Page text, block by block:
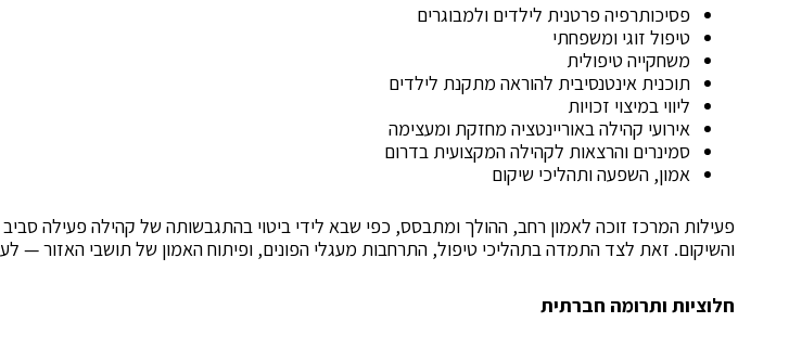
פסיכותרפיה פרטנית לילדים ולמבוגרים
טיפול זוגי ומשפחתי
משחקייה טיפולית
תוכנית אינטנסיבית להוראה מתקנת לילדים
ליווי במיצוי זכויות
אירועי קהילה באוריינטציה מחזקת ומעצימה
סמינרים והרצאות לקהילה המקצועית בדרום
אמון, השפעה ותהליכי שיקום
פעילות המרכז זוכה לאמון רחב, ההולך ומתבסס, כפי שבא לידי ביטוי בהתגבשותה של קהילה פעילה
והשיקום. זאת לצד התמדה בתהליכי טיפול, התרחבות מעגלי הפונים, ופיתוח האמון של תושבי האזור —
חלוציות ותרומה חברתית